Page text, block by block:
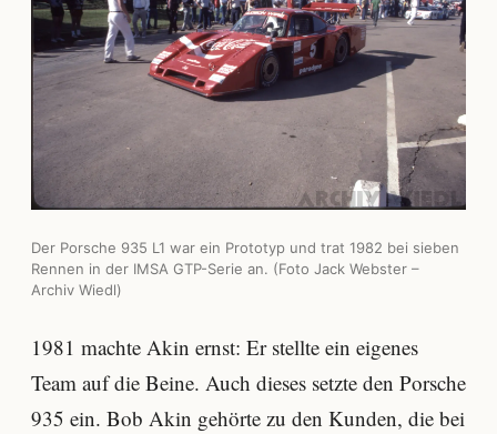
Der Porsche 935 L1 war ein Prototyp und trat 1982 bei sieben
Rennen in der IMSA GTP-Serie an. (Foto Jack Webster –
Archiv Wiedl)
1981 machte Akin ernst: Er stellte ein eigenes
Team auf die Beine. Auch dieses setzte den Porsche
935 ein. Bob Akin gehörte zu den Kunden, die bei